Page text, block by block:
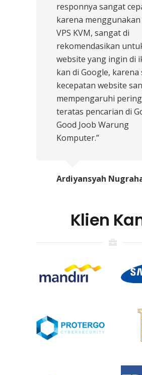
responnya sangat
karena
VPS KVM, sangat di
rekomendasikan
website yang ingin di
kan di Google, karena
kecepatan website
mempengaruhi
teratas pencarian di
Good Joob Warung
Komputer.”
Ardiyansyah
Klien